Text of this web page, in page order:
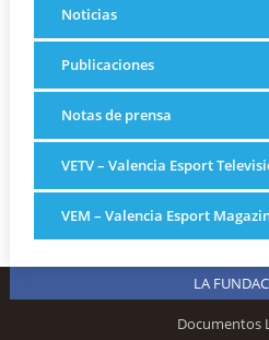
Noticias
Publicaciones
Notas de prensa
VETV – Valencia Esport
VEM – Valencia Esport
LA
Documentos